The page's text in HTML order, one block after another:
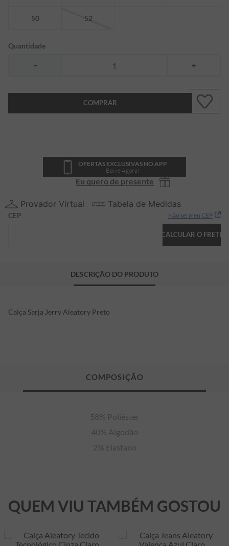
50 52
Quantidade
＋
－
COMPRAR
OFERTAS EXCLUSIVAS NO APP
Baixe Agora!
Eu quero de presente
Provador Virtual Tabela de Medidas
CEP Não sei meu CEP
CALCULAR O FRETE
DESCRIÇÃO DO PRODUTO
Calça Sarja Jerry Aleatory Preto
58% Poliéster
40% Algodão
2% Elastano
QUEM VIU TAMBÉM GOSTOU